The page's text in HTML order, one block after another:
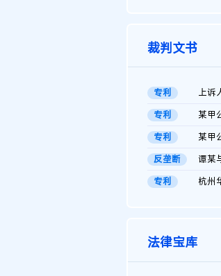
裁判文书
专利
专利
专利
反垄断
专利
法律宝库